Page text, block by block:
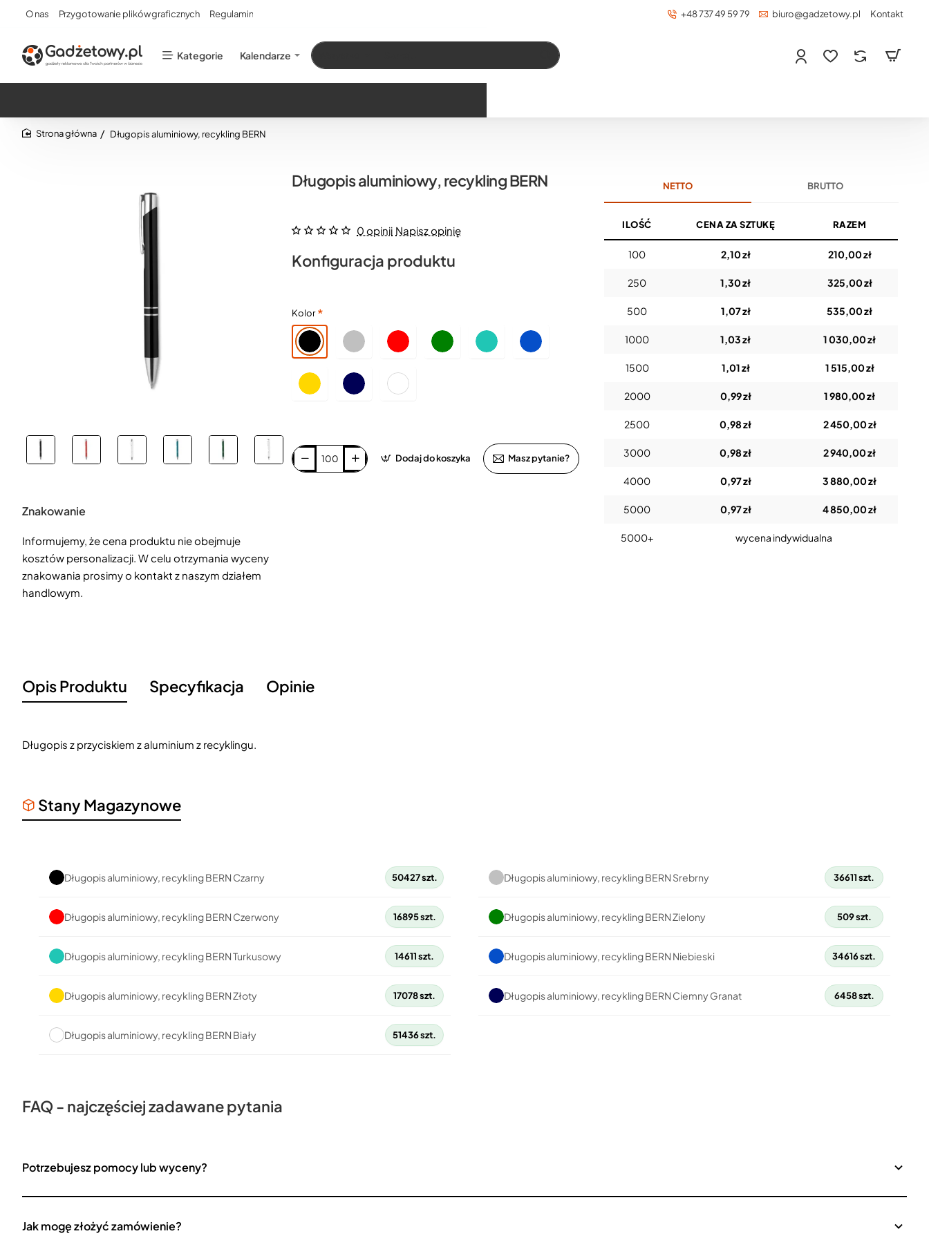
O nas Przygotowanie plików graficznych Regulamin +48 737 49 59 79 biuro@gadzetowy.pl Kontakt
Kategorie Kalendarze Szukaj…
Długopis aluminiowy, recykling BERN
Znakowanie
Informujemy, że cena produktu nie obejmuje
kosztów personalizacji. W celu otrzymania wyceny
znakowania prosimy o kontakt z naszym działem
handlowym.
Długopis aluminiowy, recykling BERN
0 opinii Napisz opinię
Konfiguracja produktu
Kolor
Dodaj do koszyka Masz pytanie?
Opis Produktu Specyfikacja Opinie
Długopis z przyciskiem z aluminium z recyklingu.
NETTO BRUTTO
ILOŚĆ CENA ZA SZTUKĘ RAZEM
100 2,10 zł 210,00 zł
250 1,30 zł 325,00 zł
500 1,07 zł 535,00 zł
1000 1,03 zł 1 030,00 zł
1500 1,01 zł 1 515,00 zł
2000 0,99 zł 1 980,00 zł
2500 0,98 zł 2 450,00 zł
3000 0,98 zł 2 940,00 zł
4000 0,97 zł 3 880,00 zł
5000 0,97 zł 4 850,00 zł
5000+ wycena indywidualna
Stany Magazynowe
Długopis aluminiowy, recykling BERN Czarny 50427 szt. Długopis aluminiowy, recykling BERN Srebrny 36611 szt.
Długopis aluminiowy, recykling BERN Czerwony 16895 szt. Długopis aluminiowy, recykling BERN Zielony 509 szt.
Długopis aluminiowy, recykling BERN Turkusowy 14611 szt. Długopis aluminiowy, recykling BERN Niebieski 34616 szt.
Długopis aluminiowy, recykling BERN Złoty 17078 szt. Długopis aluminiowy, recykling BERN Ciemny Granat 6458 szt.
Długopis aluminiowy, recykling BERN Biały 51436 szt.
FAQ - najczęściej zadawane pytania
Potrzebujesz pomocy lub wyceny?
Jak mogę złożyć zamówienie?